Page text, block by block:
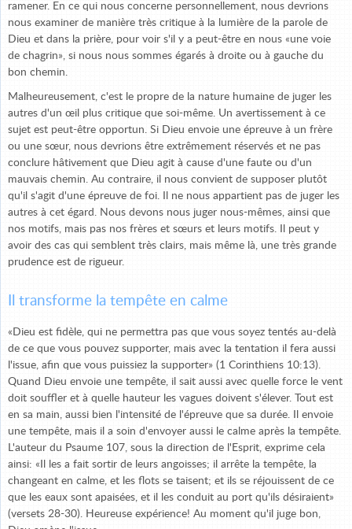
ramener. En ce qui nous concerne personnellement, nous devrions
nous examiner de manière très critique à la lumière de la parole de
Dieu et dans la prière, pour voir s'il y a peut-être en nous «une voie
de chagrin», si nous nous sommes égarés à droite ou à gauche du
bon chemin.
Malheureusement, c'est le propre de la nature humaine de juger les
autres d'un œil plus critique que soi-même. Un avertissement à ce
sujet est peut-être opportun. Si Dieu envoie une épreuve à un frère
ou une sœur, nous devrions être extrêmement réservés et ne pas
conclure hâtivement que Dieu agit à cause d'une faute ou d'un
mauvais chemin. Au contraire, il nous convient de supposer plutôt
qu'il s'agit d'une épreuve de foi. Il ne nous appartient pas de juger les
autres à cet égard. Nous devons nous juger nous-mêmes, ainsi que
nos motifs, mais pas nos frères et sœurs et leurs motifs. Il peut y
avoir des cas qui semblent très clairs, mais même là, une très grande
prudence est de rigueur.
Il transforme la tempête en calme
«Dieu est fidèle, qui ne permettra pas que vous soyez tentés au-delà
de ce que vous pouvez supporter, mais avec la tentation il fera aussi
l'issue, afin que vous puissiez la supporter» (1 Corinthiens 10:13).
Quand Dieu envoie une tempête, il sait aussi avec quelle force le vent
doit souffler et à quelle hauteur les vagues doivent s'élever. Tout est
en sa main, aussi bien l'intensité de l'épreuve que sa durée. Il envoie
une tempête, mais il a soin d'envoyer aussi le calme après la tempête.
L'auteur du Psaume 107, sous la direction de l'Esprit, exprime cela
ainsi: «Il les a fait sortir de leurs angoisses; il arrête la tempête, la
changeant en calme, et les flots se taisent; et ils se réjouissent de ce
que les eaux sont apaisées, et il les conduit au port qu'ils désiraient»
(versets 28-30). Heureuse expérience! Au moment qu'il juge bon,